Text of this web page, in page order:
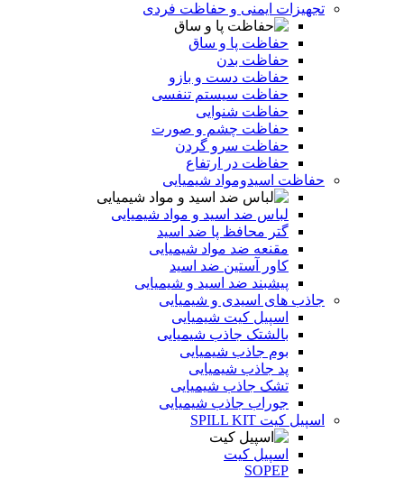
تجهیزات ایمنی و حفاظت فردی
حفاظت پا و ساق
حفاظت بدن
حفاظت دست و بازو
حفاظت سیستم تنفسی
حفاظت شنوایی
حفاظت چشم و صورت
حفاظت سرو گردن
حفاظت در ارتفاع
حفاظت اسیدومواد شیمیایی
لباس ضد اسید و مواد شیمیایی
گتر محافظ پا ضد اسید
مقنعه ضد مواد شیمیایی
کاور آستین ضد اسید
پیشبند ضد اسید و شیمیایی
جاذب های اسیدی و شیمیایی
اسپیل کیت شیمیایی
بالشتک جاذب شیمیایی
بوم جاذب شیمیایی
پد جاذب شیمیایی
تشک جاذب شیمیایی
جوراب جاذب شیمیایی
اسپیل کیت SPILL KIT
اسپیل کیت
SOPEP